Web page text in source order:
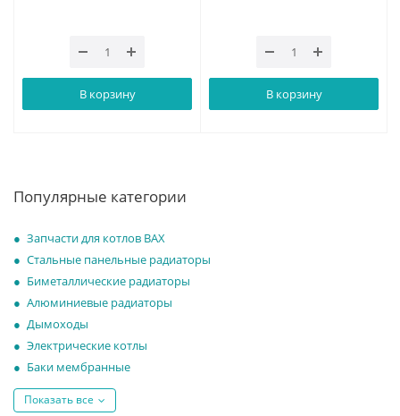
В корзину В корзину
Популярные категории
Запчасти для котлов BAX
Стальные панельные радиаторы
Биметаллические радиаторы
Алюминиевые радиаторы
Дымоходы
Электрические котлы
Баки мембранные
Показать все